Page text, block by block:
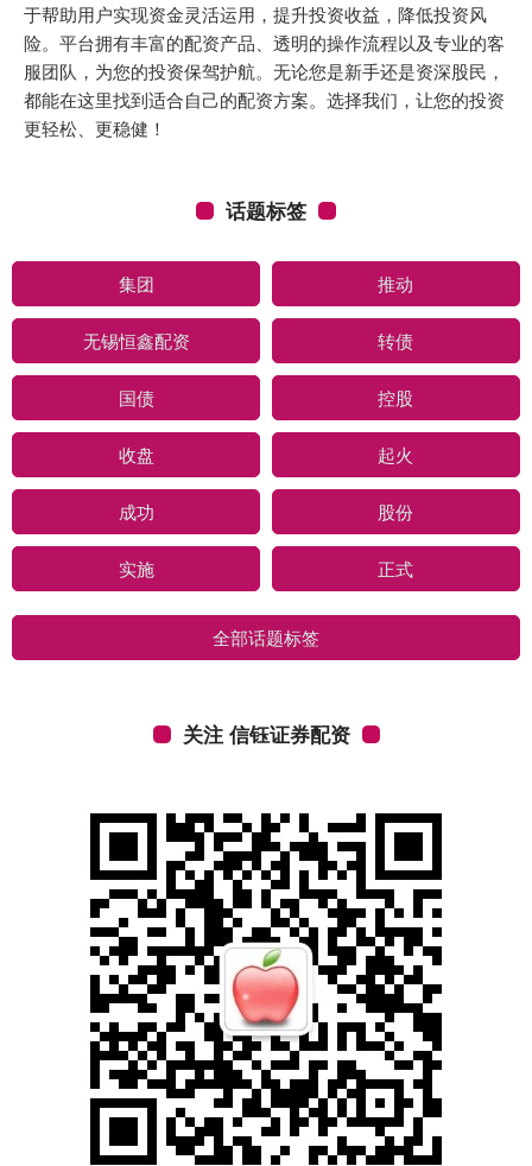
于帮助用户实现资金灵活运用，提升投资收益，降低投资风
险。平台拥有丰富的配资产品、透明的操作流程以及专业的客
服团队，为您的投资保驾护航。无论您是新手还是资深股民，
都能在这里找到适合自己的配资方案。选择我们，让您的投资
更轻松、更稳健！
话题标签
集团 推动
无锡恒鑫配资 转债
国债 控股
收盘 起火
成功 股份
实施 正式
全部话题标签
关注 信钰证券配资